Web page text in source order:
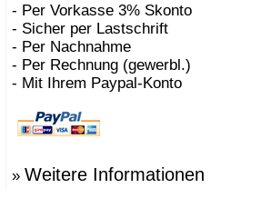
- Per Vorkasse 3% Skonto
- Sicher per Lastschrift
- Per Nachnahme
- Per Rechnung (gewerbl.)
- Mit Ihrem Paypal-Konto
» Weitere Informationen